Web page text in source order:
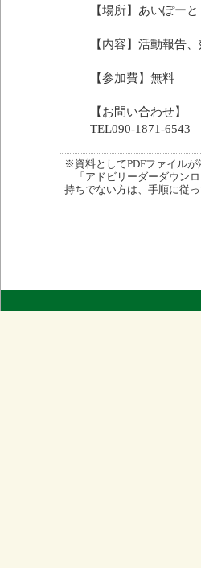
【場所】あいぽー
【内容】活動報告
【参加費】無料
【お問い合わせ】
TEL090-1871-6543
※資料としてPDFファイルが
「アドビリーダーダウン
持ちでない方は、手順に従